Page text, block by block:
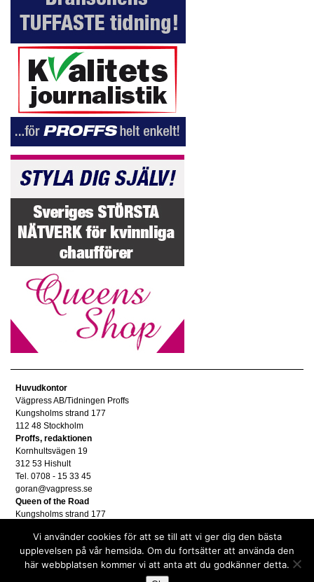
Huvudkontor
Vägpress AB/Tidningen Proffs
Kungsholms strand 177
112 48 Stockholm
Proffs, redaktionen
Kornhultsvägen 19
312 53 Hishult
Tel. 0708 - 15 33 45
goran@vagpress.se
Queen of the Road
Kungsholms strand 177
Annonsera
Tel. 08 - 653 83 80
annons@vagpress.se
Vi använder cookies för att se till att vi ger dig den bästa
upplevelsen på vår hemsida. Om du fortsätter att använda den
här webbplatsen kommer vi att anta att du godkänner detta.